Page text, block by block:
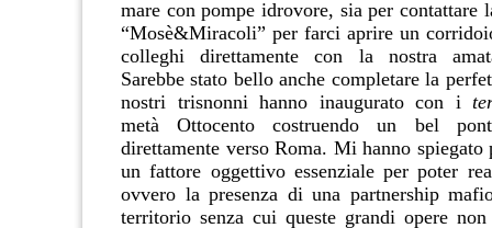
mare con pompe idrovore, sia per contattare
“Mosè&Miracoli” per farci aprire un
colleghi direttamente con la nostra
Sarebbe stato bello anche completare la
nostri trisnonni hanno inaugurato con i
metà Ottocento costruendo un bel
direttamente verso Roma. Mi hanno spiegato
un fattore oggettivo essenziale per poter
ovvero la presenza di una partnership
territorio senza cui queste grandi opere